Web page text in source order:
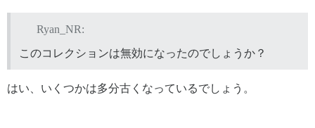
Ryan_NR:
このコレクションは無効になったのでしょうか？
はい、いくつかは多分古くなっているでしょう。